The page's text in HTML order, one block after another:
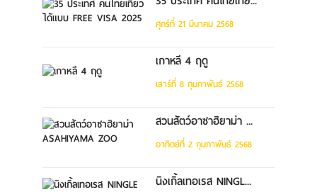
ศุกร์ที่ 21 มีนาคม 2568
เกาหลี 4 ฤดู
เสาร์ที่ 8 กุมภาพันธ์ 2568
สวนสัตว์อาซาฮิยาม่า ...
อาทิตย์ที่ 2 กุมภาพันธ์ 2568
นิงเกิ้ลเทอเรส NINGL...